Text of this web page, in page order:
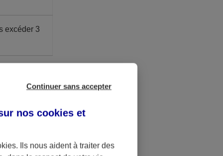
excéder 3
à 41,136 €.Continuer sans accepter
nos cookies et
. Ils nous aident à traiter des